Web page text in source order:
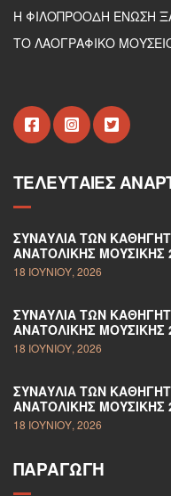
Η ΦΙΛΟΠΡΟΟΔΗ ΕΝΩΣΗ
ΤΟ ΛΑΟΓΡΑΦΙΚΟ
ΤΕΛΕΥΤΑΊΕΣ
ΣΥΝΑΥΛΊΑ ΤΩΝ
ΑΝΑΤΟΛΙΚΉΣ ΜΟΥΣΙΚΉΣ
18 ΙΟΥΝΊΟΥ, 2026
ΣΥΝΑΥΛΊΑ ΤΩΝ
ΑΝΑΤΟΛΙΚΉΣ ΜΟΥΣΙΚΉΣ
18 ΙΟΥΝΊΟΥ, 2026
ΣΥΝΑΥΛΊΑ ΤΩΝ
ΑΝΑΤΟΛΙΚΉΣ ΜΟΥΣΙΚΉΣ
18 ΙΟΥΝΊΟΥ, 2026
ΠΑΡΑΓΩΓΉ